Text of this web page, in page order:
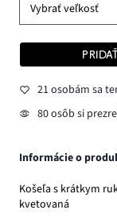
Vybrať veľkosť
21 osobám sa
80 osôb si
Informácie o
Košeľa s krátkym
kvetovaná